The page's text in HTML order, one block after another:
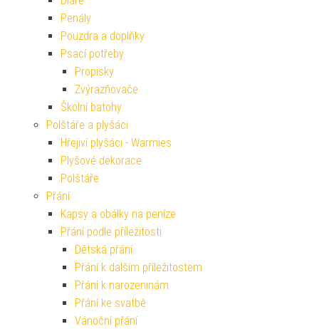
Penály
Pouzdra a doplňky
Psací potřeby
Propisky
Zvýrazňovače
Školní batohy
Polštáře a plyšáci
Hřejiví plyšáci - Warmies
Plyšové dekorace
Polštáře
Přání
Kapsy a obálky na peníze
Přání podle příležitosti
Dětská přání
Přání k dalším příležitostem
Přání k narozeninám
Přání ke svatbě
Vánoční přání